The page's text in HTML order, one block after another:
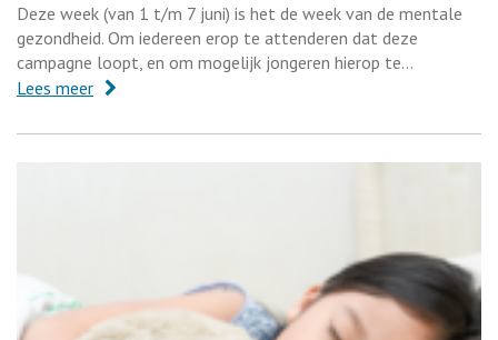
Deze week (van 1 t/m 7 juni) is het de week van de mentale
gezondheid. Om iedereen erop te attenderen dat deze
campagne loopt, en om mogelijk jongeren hierop te…
Lees meer